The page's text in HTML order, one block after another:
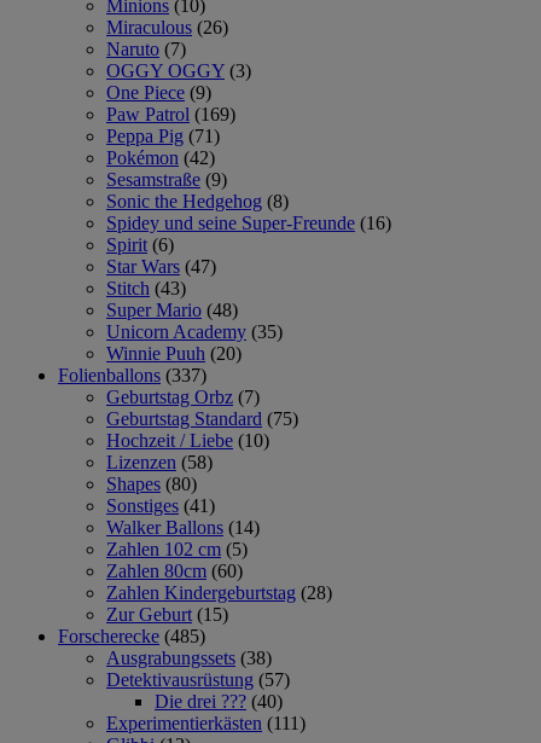
Minions (10)
Miraculous (26)
Naruto (7)
OGGY OGGY (3)
One Piece (9)
Paw Patrol (169)
Peppa Pig (71)
Pokémon (42)
Sesamstraße (9)
Sonic the Hedgehog (8)
Spidey und seine Super-Freunde (16)
Spirit (6)
Star Wars (47)
Stitch (43)
Super Mario (48)
Unicorn Academy (35)
Winnie Puuh (20)
Folienballons (337)
Geburtstag Orbz (7)
Geburtstag Standard (75)
Hochzeit / Liebe (10)
Lizenzen (58)
Shapes (80)
Sonstiges (41)
Walker Ballons (14)
Zahlen 102 cm (5)
Zahlen 80cm (60)
Zahlen Kindergeburtstag (28)
Zur Geburt (15)
Forscherecke (485)
Ausgrabungssets (38)
Detektivausrüstung (57)
Die drei ??? (40)
Experimentierkästen (111)